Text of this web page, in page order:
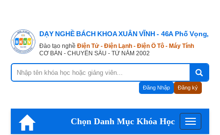
DẠY NGHỀ BÁCH KHOA XUÂN VĨNH - 46A Phố Vọng,
Đào tạo nghề Điện Tử - Điện Lạnh - Điện Ô Tô - Máy Tính
CƠ BẢN - CHUYÊN SÂU - TỪ NĂM 2002
Đăng Nhập Đăng ký
Menu
Chọn Danh Mục Khóa Học